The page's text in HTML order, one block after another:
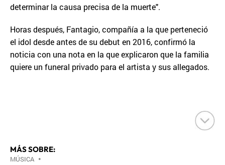
determinar la causa precisa de la muerte".
Horas después, Fantagio, compañía a la que perteneció
el idol desde antes de su debut en 2016, confirmó la
noticia con una nota en la que explicaron que la familia
quiere un funeral privado para el artista y sus allegados.
MÁS SOBRE:
MÚSICA •